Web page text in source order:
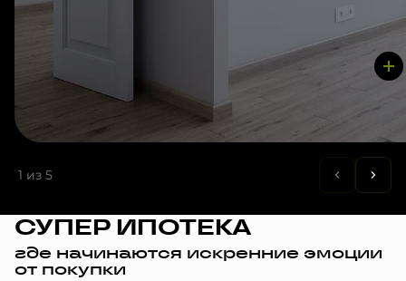
1 из 5
СУПЕР ИПОТЕКА
где начинаются искренние эмоции
от покупки